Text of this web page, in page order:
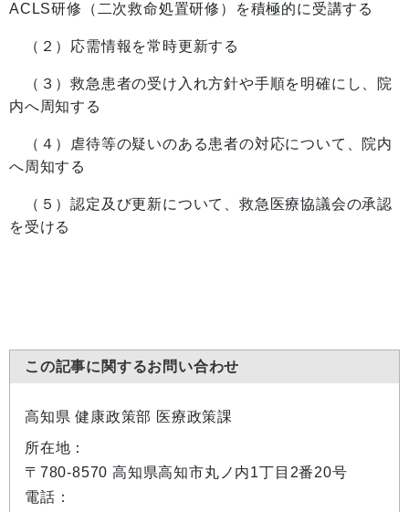
ACLS研修（二次救命処置研修）を積極的に受講する
（２）応需情報を常時更新する
（３）救急患者の受け入れ方針や手順を明確にし、院
内へ周知する
（４）虐待等の疑いのある患者の対応について、院内
へ周知する
（５）認定及び更新について、救急医療協議会の承認
を受ける
この記事に関するお問い合わせ
高知県 健康政策部 医療政策課
所在地：
〒780-8570 高知県高知市丸ノ内1丁目2番20号
電話：